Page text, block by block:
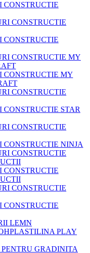
CONSTRUCTIE
CONSTRUCTIE
CONSTRUCTIE MY
STAR
CONSTRUCTIE NINJA
CONSTRUCTIE
CONSTRUCTIE
LEMN
PLASTILINA PLAY